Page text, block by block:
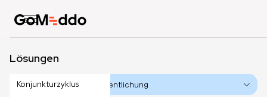
Lösungen
Anmerkungen zur Veröffentlichung
Konjunkturzyklus